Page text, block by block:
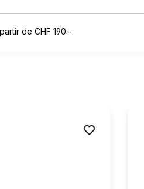
de CHF 190.-